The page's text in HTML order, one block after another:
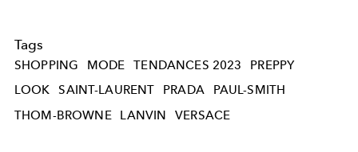
Tags
SHOPPING MODE TENDANCES 2023
PREPPY
LOOK
SAINT-LAURENT PRADA
PAUL-SMITH
THOM-BROWNE
LANVIN VERSACE